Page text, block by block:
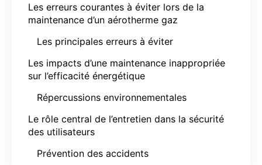
Les erreurs courantes à éviter lors de la
maintenance d’un aérotherme gaz
Les principales erreurs à éviter
Les impacts d’une maintenance inappropriée
sur l’efficacité énergétique
Répercussions environnementales
Le rôle central de l’entretien dans la sécurité
des utilisateurs
Prévention des accidents